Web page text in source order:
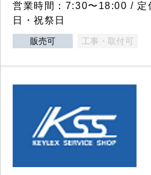
営業時間：7:30〜18:00 / 定
日・祝祭日
販売可 工事・取付可